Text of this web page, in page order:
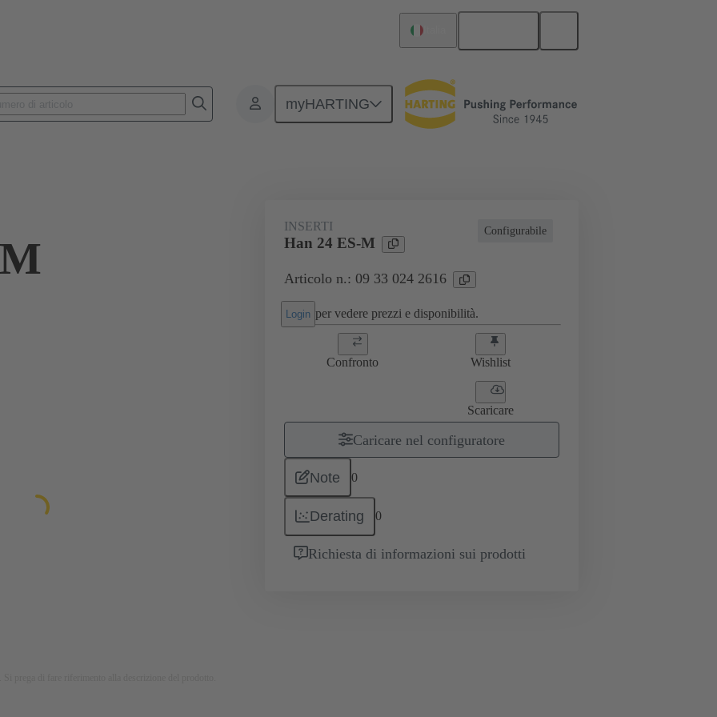
myHARTING
Inserti monoblocco Per applicazioni industriali Correnti fino a 16 A
Configurabile
INSERTI
Han 24 ES-M
Articolo n.: 09 33 024 2616
Login per vedere prezzi e disponibilità.
Confronto Wishlist
Scaricare
Caricare nel configuratore
Note 0
Derating 0
Richiesta di informazioni sui prodotti